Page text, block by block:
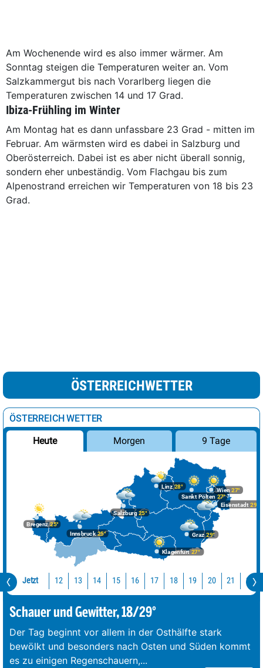
Am Wochenende wird es also immer wärmer. Am
Sonntag steigen die Temperaturen weiter an. Vom
Salzkammergut bis nach Vorarlberg liegen die
Temperaturen zwischen 14 und 17 Grad.
Ibiza-Frühling im Winter
Am Montag hat es dann unfassbare 23 Grad - mitten im
Februar. Am wärmsten wird es dabei in Salzburg und
Oberösterreich. Dabei ist es aber nicht überall sonnig,
sondern eher unbeständig. Vom Flachgau bis zum
Alpenostrand erreichen wir Temperaturen von 18 bis 23
Grad.
ÖSTERREICHWETTER
ÖSTERREICH WETTER
Heute Morgen 9 Tage
Bregenz25°
Graz29°
Innsbruck25°
Klagenfurt 27°
Linz28°
Salzburg25°
Wien 27°
Eisenstadt 29°
Sankt Pölten 27°
Jetzt 12 13 14 15 16 17 18 19 20 21 22
Schauer und Gewitter, 18/29°
Der Tag beginnt vor allem in der Osthälfte stark
bewölkt und besonders nach Osten und Süden kommt
es zu einigen Regenschauern,...